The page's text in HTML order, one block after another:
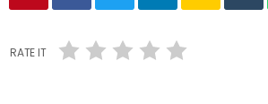
RATE IT